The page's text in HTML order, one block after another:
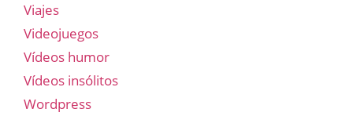
Viajes
Videojuegos
Vídeos humor
Vídeos insólitos
Wordpress